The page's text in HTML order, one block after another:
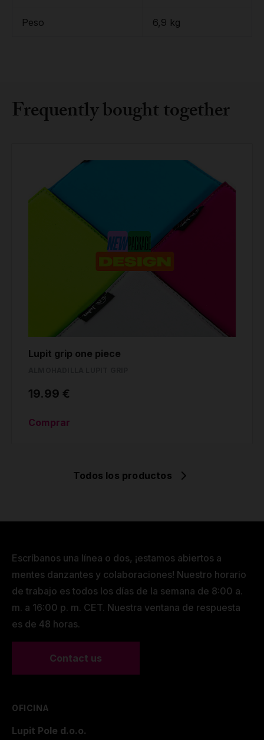
Peso 6,9 kg
Frequently bought together
Lupit grip one piece
19.99 €
Comprar
Todos los productos
Escríbanos una línea o dos, ¡estamos abiertos a
mentes danzantes y colaboraciones! Nuestro horario
de trabajo es todos los días de la semana de 8:00 a.
m. a 16:00 p. m. CET. Nuestra ventana de respuesta
es de 48 horas.
Contact us
OFICINA
Lupit Pole d.o.o.